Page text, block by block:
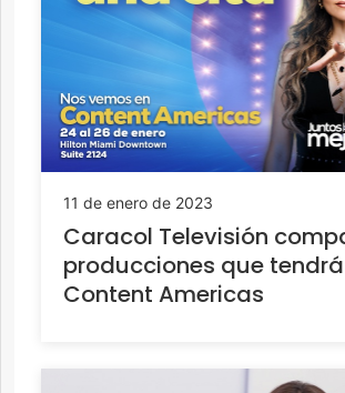
11 de enero de 2023
Caracol Televisión
producciones que
Content Americas